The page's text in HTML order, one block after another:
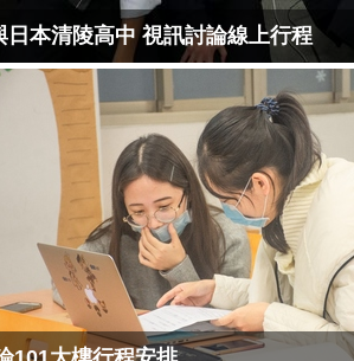
日本清陵高中 視訊討論線上行程